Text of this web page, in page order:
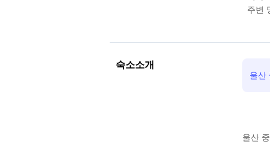
주변
숙소소개
울산
울산